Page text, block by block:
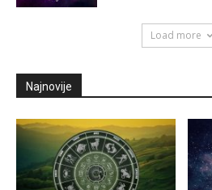
Load more
Najnovije